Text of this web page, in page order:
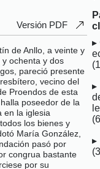
Versión PDF
de Anllo, a veinte y
ochenta y dos
pareció presente
vecino del
Proendos de esta
poseedor de la
en la iglesia
los bienes y
María González,
pasó por
congrua bastante
por su